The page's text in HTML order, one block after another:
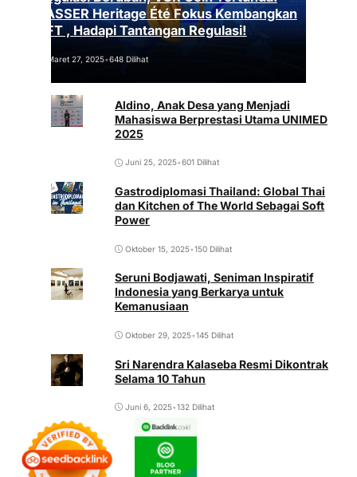
VASSER Heritage Été Fokus Kembangkan
NFT , Hadapi Tantangan Regulasi!
Maret 27, 2025•648 Dilihat
Aldino, Anak Desa yang Menjadi
Mahasiswa Berprestasi Utama UNIMED
2025
Juni 25, 2025•601 Dilihat
Gastrodiplomasi Thailand: Global Thai
dan Kitchen of The World Sebagai Soft
Power
Oktober 15, 2025•150 Dilihat
Seruni Bodjawati, Seniman Inspiratif
Indonesia yang Berkarya untuk
Kemanusiaan
Oktober 29, 2025•145 Dilihat
Sri Narendra Kalaseba Resmi Dikontrak
Selama 10 Tahun
Juni 6, 2025•132 Dilihat